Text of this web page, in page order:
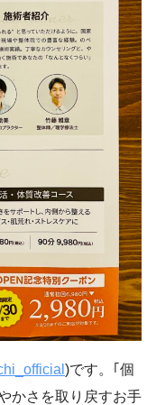
)です。｢個
かさを取り戻すお手